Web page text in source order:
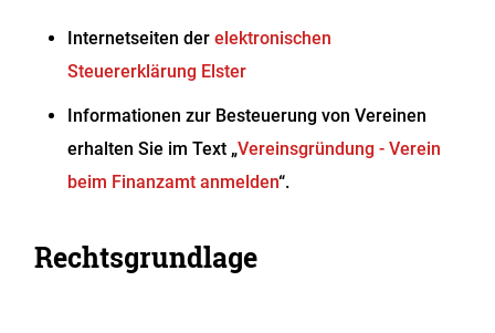
Internetseiten derelektronischen
Steuererklärung Elster
Informationen zur Besteuerung von Vereinen
erhalten Sie im Text „Vereinsgründung - Verein
beim Finanzamt anmelden“.
Rechtsgrundlage